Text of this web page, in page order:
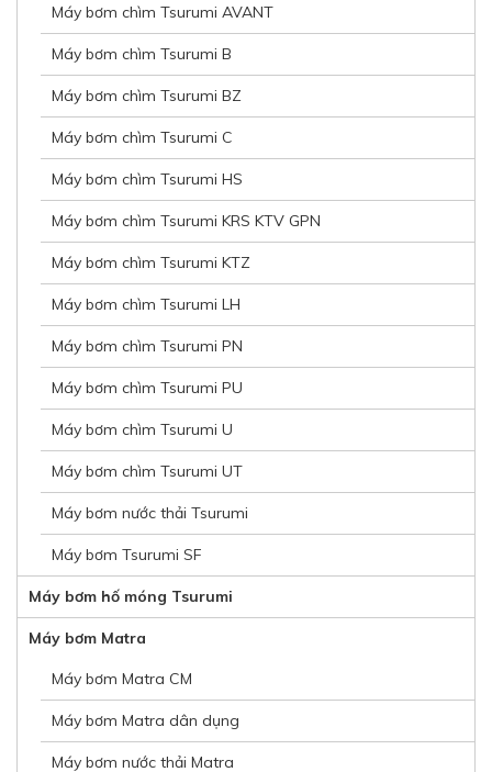
Máy bơm chìm Tsurumi AVANT
Máy bơm chìm Tsurumi B
Máy bơm chìm Tsurumi BZ
Máy bơm chìm Tsurumi C
Máy bơm chìm Tsurumi HS
Máy bơm chìm Tsurumi KRS KTV GPN
Máy bơm chìm Tsurumi KTZ
Máy bơm chìm Tsurumi LH
Máy bơm chìm Tsurumi PN
Máy bơm chìm Tsurumi PU
Máy bơm chìm Tsurumi U
Máy bơm chìm Tsurumi UT
Máy bơm nước thải Tsurumi
Máy bơm Tsurumi SF
Máy bơm hố móng Tsurumi
Máy bơm Matra
Máy bơm Matra CM
Máy bơm Matra dân dụng
Máy bơm nước thải Matra